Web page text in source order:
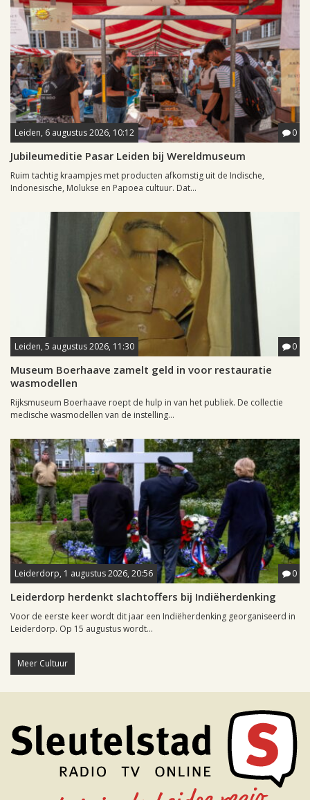
Leiden, 6 augustus 2026, 10:12 0
Jubileumeditie Pasar Leiden bij Wereldmuseum
Ruim tachtig kraampjes met producten afkomstig uit de Indische,
Indonesische, Molukse en Papoea cultuur. Dat...
Leiden, 5 augustus 2026, 11:30 0
Museum Boerhaave zamelt geld in voor restauratie
wasmodellen
Rijksmuseum Boerhaave roept de hulp in van het publiek. De collectie
medische wasmodellen van de instelling...
Leiderdorp, 1 augustus 2026, 20:56 0
Leiderdorp herdenkt slachtoffers bij Indiëherdenking
Voor de eerste keer wordt dit jaar een Indiëherdenking georganiseerd in
Leiderdorp. Op 15 augustus wordt...
Meer Cultuur